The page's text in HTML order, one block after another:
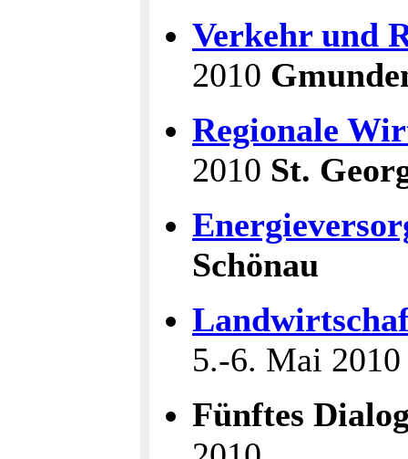
Verkehr und
2010
Regionale
2010 St.
Schönau
5.-6. Mai
Fünftes